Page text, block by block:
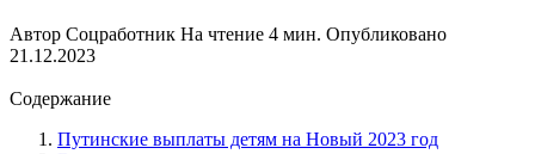
Автор Соцработник На чтение 4 мин. Опубликовано
21.12.2023
Содержание
Путинские выплаты детям на Новый 2023 год